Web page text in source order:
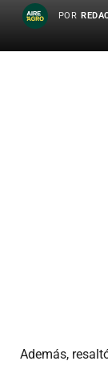
POR
Además,